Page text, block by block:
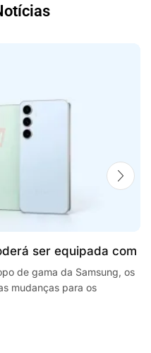
ser equipada com
Ninebot E2,
review
de gama da Samsung, os
mudanças para os